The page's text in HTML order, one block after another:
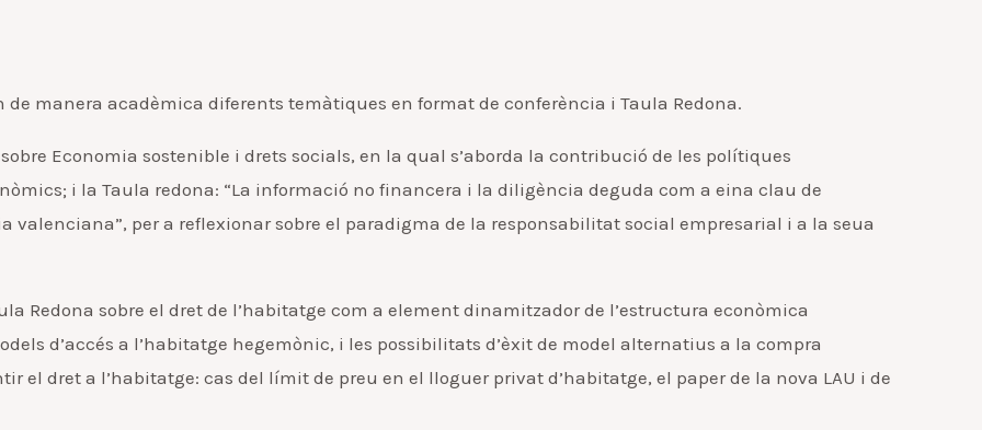
de manera acadèmica diferents temàtiques en format de conferència i Taula Redona.
Economia sostenible i drets socials, en la qual s’aborda la contribució de les polítiques
i la Taula redona: “La informació no financera i la diligència deguda com a eina clau de
valenciana”, per a reflexionar sobre el paradigma de la responsabilitat social empresarial i a la seua
Redona sobre el dret de l’habitatge com a element dinamitzador de l’estructura econòmica
d’accés a l’habitatge hegemònic, i les possibilitats d’èxit de model alternatius a la compra
el dret a l’habitatge: cas del límit de preu en el lloguer privat d’habitatge, el paper de la nova LAU i de